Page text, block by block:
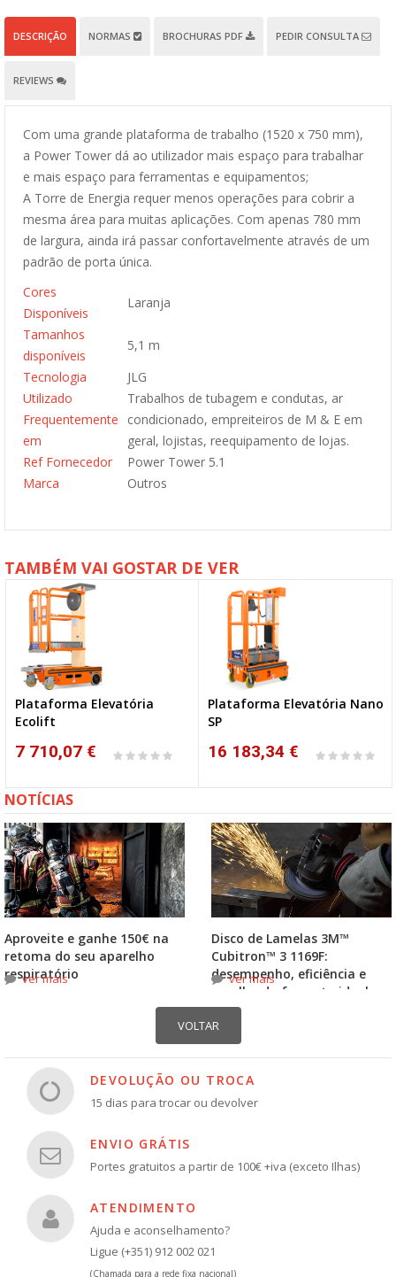
DESCRIÇÃO NORMAS BROCHURAS PDF PEDIR CONSULTA
REVIEWS
Com uma grande plataforma de trabalho (1520 x 750 mm),
a Power Tower dá ao utilizador mais espaço para trabalhar
e mais espaço para ferramentas e equipamentos;
A Torre de Energia requer menos operações para cobrir a
mesma área para muitas aplicações. Com apenas 780 mm
de largura, ainda irá passar confortavelmente através de um
padrão de porta única.
Cores
Disponíveis
Laranja
Tamanhos
disponíveis
5,1 m
Tecnologia
JLG
Utilizado
Frequentemente
em
Trabalhos de tubagem e condutas, ar
condicionado, empreiteiros de M & E em
geral, lojistas, reequipamento de lojas.
Ref Fornecedor
Power Tower 5.1
Marca
Outros
TAMBÉM VAI GOSTAR DE VER
Plataforma Elevatória
Ecolift
7 710,07 €
Plataforma Elevatória Nano
SP
16 183,34 €
NOTÍCIAS
Aproveite e ganhe 150€ na
retoma do seu aparelho
respiratório
ver mais
Disco de Lamelas 3M™
Cubitron™ 3 1169F:
desempenho, eficiência e
escolha do formato ideal
ver mais
DEVOLUÇÃO OU TROCA
15 dias para trocar ou devolver
ENVIO GRÁTIS
Portes gratuitos a partir de 100€ +iva (exceto Ilhas)
ATENDIMENTO
Ajuda e aconselhamento?
Ligue (+351) 912 002 021
(Chamada para a rede fixa nacional)